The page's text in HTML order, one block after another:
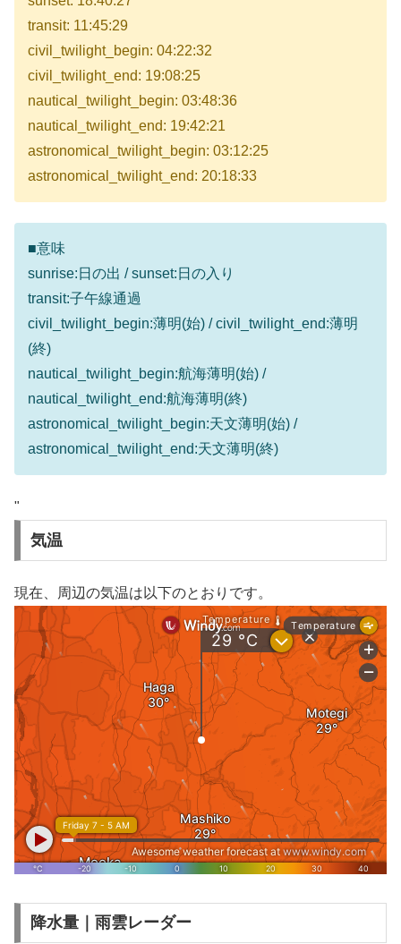
transit: 11:45:29
civil_twilight_begin: 04:22:32
civil_twilight_end: 19:08:25
nautical_twilight_begin: 03:48:36
nautical_twilight_end: 19:42:21
astronomical_twilight_begin: 03:12:25
astronomical_twilight_end: 20:18:33
■意味
sunrise:日の出 / sunset:日の入り
transit:子午線通過
civil_twilight_begin:薄明(始) / civil_twilight_end:薄明
(終)
nautical_twilight_begin:航海薄明(始) /
nautical_twilight_end:航海薄明(終)
astronomical_twilight_begin:天文薄明(始) /
astronomical_twilight_end:天文薄明(終)
"
気温
現在、周辺の気温は以下のとおりです。
降水量｜雨雲レーダー